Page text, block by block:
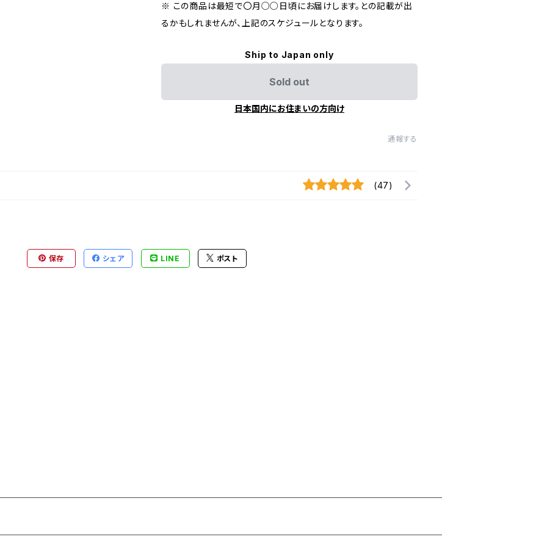
※ この商品は最短で〇月○○日頃にお届けします。との記載が出
るかもしれませんが、上記のスケジュールとなります。
Ship to Japan only
Sold out
日本国内にお住まいの方向け
通報する
(47)
保存 シェア LINE ポスト